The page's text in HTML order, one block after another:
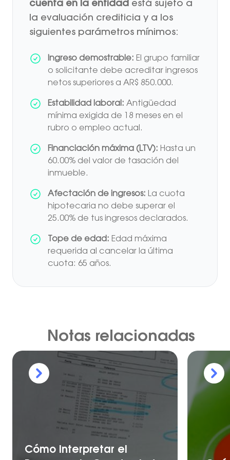
cuenta en la entidad está sujeto a
la evaluación crediticia y a los
siguientes parámetros mínimos:
Ingreso demostrable: El grupo familiar
o solicitante debe acreditar ingresos
netos superiores a AR$ 850.000.
Estabilidad laboral: Antigüedad
mínima exigida de 18 meses en el
rubro o empleo actual.
Financiación máxima (LTV): Hasta un
60.00% del valor de tasación del
inmueble.
Afectación de ingresos: La cuota
hipotecaria no debe superar el
25.00% de tus ingresos declarados.
Tope de edad: Edad máxima
requerida al cancelar la última
cuota: 65 años.
Notas relacionadas
Cómo Interpretar el